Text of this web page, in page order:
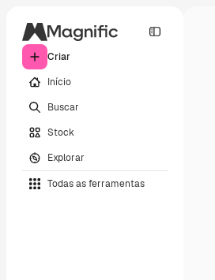
Criar
Início
Buscar
Stock
Explorar
Todas as ferramentas